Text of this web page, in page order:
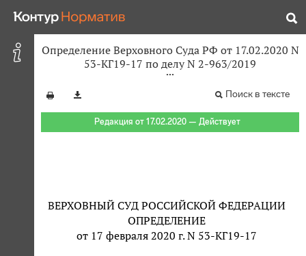
Определение Верховного Суда РФ от 17.02.2020 N
53-КГ19-17 по делу N 2-963/2019
Поиск в тексте
Редакция от 17.02.2020 — Действует
ВЕРХОВНЫЙ СУД РОССИЙСКОЙ ФЕДЕРАЦИИ
ОПРЕДЕЛЕНИЕ
от 17 февраля 2020 г. N 53-КГ19-17